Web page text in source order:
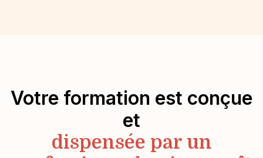
Votre formation est conçue
et
dispensée par un